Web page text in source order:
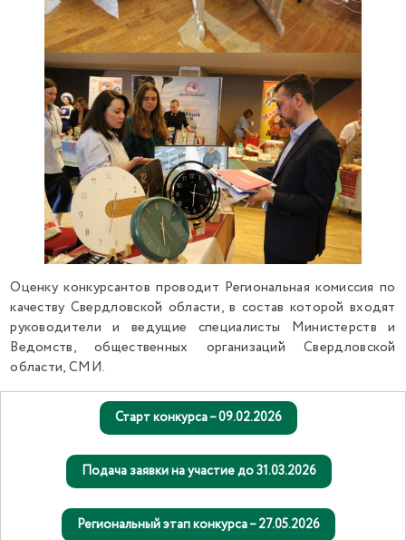
Оценку конкурсантов проводит Региональная комиссия по
качеству Свердловской области, в состав которой входят
руководители и ведущие специалисты Министерств и
Ведомств, общественных организаций Свердловской
области, СМИ.
Старт конкурса – 09.02.2026
Подача заявки на участие до 31.03.2026
Региональный этап конкурса – 27.05.2026